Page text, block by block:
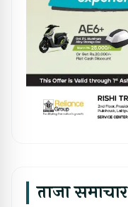
ताजा समाचार